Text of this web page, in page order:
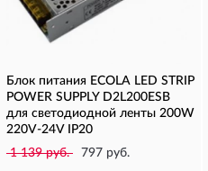
Блок питания ECOLA LED STRIP
POWER SUPPLY D2L200ESB
для светодиодной ленты 200W
220V-24V IP20
1 139 руб.
797 руб.